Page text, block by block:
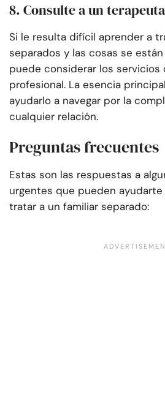
8. Consulte a un
Si le resulta difícil aprender a
separados y las cosas se
puede considerar los
profesional. La esencia
ayudarlo a navegar por la
cualquier relación.
Preguntas frecuentes
Estas son las respuestas a
urgentes que pueden
tratar a un familiar separado: